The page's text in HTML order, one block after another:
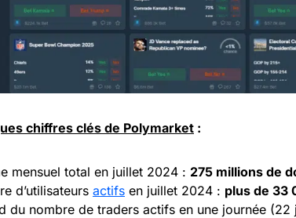
chiffres clés de Polymarket :
mensuel total en juillet 2024 : 275 millions de
d’utilisateurs actifs en juillet 2024 : plus de 33
du nombre de traders actifs en une journée